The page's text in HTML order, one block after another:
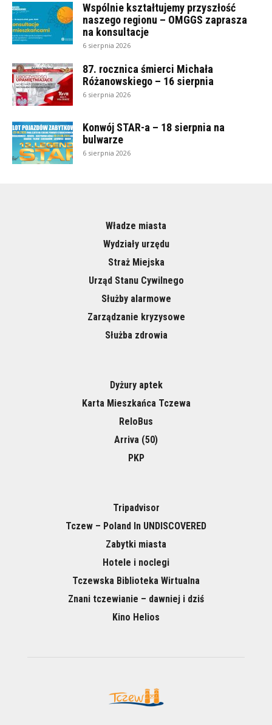
Wspólnie kształtujemy przyszłość
naszego regionu – OMGGS zaprasza
na konsultacje
6 sierpnia 2026
87. rocznica śmierci Michała
Różanowskiego – 16 sierpnia
6 sierpnia 2026
Konwój STAR-a – 18 sierpnia na
bulwarze
6 sierpnia 2026
Władze miasta
Wydziały urzędu
Straż Miejska
Urząd Stanu Cywilnego
Służby alarmowe
Zarządzanie kryzysowe
Służba zdrowia
Dyżury aptek
Karta Mieszkańca Tczewa
ReloBus
Arriva (50)
PKP
Tripadvisor
Tczew – Poland In UNDISCOVERED
Zabytki miasta
Hotele i noclegi
Tczewska Biblioteka Wirtualna
Znani tczewianie – dawniej i dziś
Kino Helios